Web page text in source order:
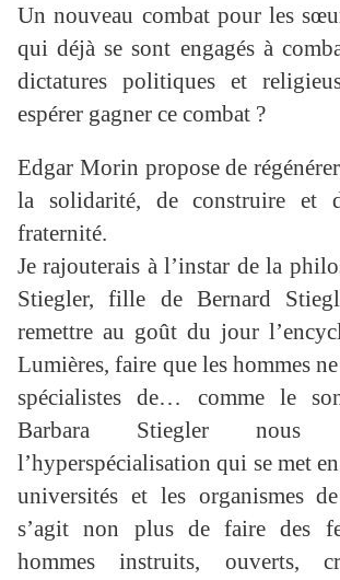
Un nouveau combat pour les
qui déjà se sont engagés à
dictatures politiques et
espérer gagner ce combat ?
Edgar Morin propose de
la solidarité, de construire et
fraternité.
Je rajouterais à l’instar de la
Stiegler, fille de Bernard
remettre au goût du jour
Lumières, faire que les hommes
spécialistes de… comme le
Barbara Stiegler nous
l’hyperspécialisation qui se met
universités et les organismes
s’agit non plus de faire des
hommes instruits, ouverts,